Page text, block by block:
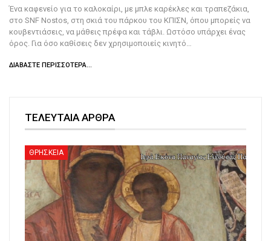
Ένα καφενείο για το καλοκαίρι, με μπλε καρέκλες και τραπεζάκια,
στο SNF Nostos, στη σκιά του πάρκου του ΚΠΙΣΝ, όπου μπορείς να
κουβεντιάσεις, να μάθεις πρέφα και τάβλι. Ωστόσο υπάρχει ένας
όρος. Για όσο καθίσεις δεν χρησιμοποιείς κινητό…
ΔΙΑΒΆΣΤΕ ΠΕΡΙΣΣΌΤΕΡΑ...
ΤΕΛΕΥΤΑΙΑ ΑΡΘΡΑ
ΘΡΗΣΚΕΙΑ